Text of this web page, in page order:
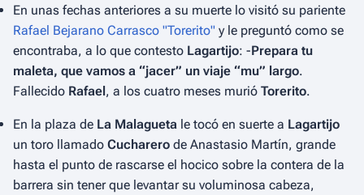
En unas fechas anteriores a su muerte lo visitó su pariente
Rafael Bejarano Carrasco "Torerito" y le preguntó como se
encontraba, a lo que contesto Lagartijo: -Prepara tu
maleta, que vamos a “jacer” un viaje “mu” largo.
Fallecido Rafael , a los cuatro meses murió Torerito.
En la plaza de La Malagueta le tocó en suerte a Lagartijo
un toro llamado Cucharero de Anastasio Martín, grande
hasta el punto de rascarse el hocico sobre la contera de la
barrera sin tener que levantar su voluminosa cabeza,